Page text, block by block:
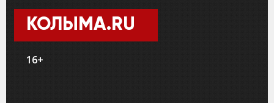
КОЛЫМА.RU
16+